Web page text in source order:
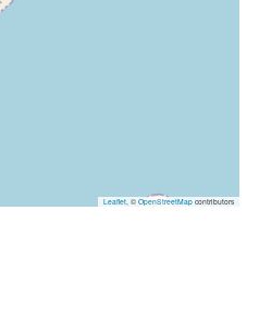
Leaflet , © OpenStreetMap contributors